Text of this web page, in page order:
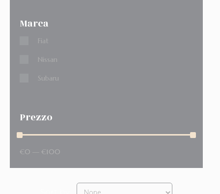
Marca
Fiat
Nissan
Subaru
Prezzo
€0 — €100